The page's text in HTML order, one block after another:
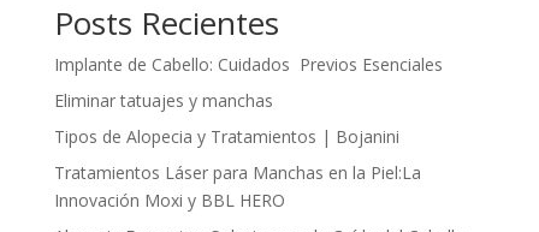
Posts Recientes
Implante de Cabello: Cuidados Previos Esenciales
Eliminar tatuajes y manchas
Tipos de Alopecia y Tratamientos | Bojanini
Tratamientos Láser para Manchas en la Piel:La
Innovación Moxi y BBL HERO